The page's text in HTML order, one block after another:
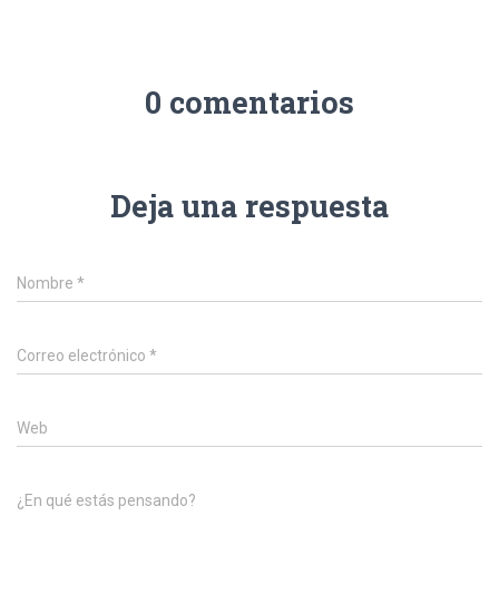
0 comentarios
Deja una respuesta
Nombre *
Correo electrónico *
Web
¿En qué estás pensando?